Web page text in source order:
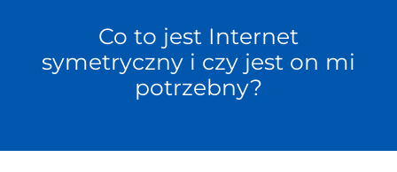
Internet
Co to jest Internet
symetryczny i czy jest on mi
potrzebny?